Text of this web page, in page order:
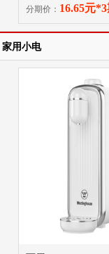
分期价： 16.65元*3
家用小电